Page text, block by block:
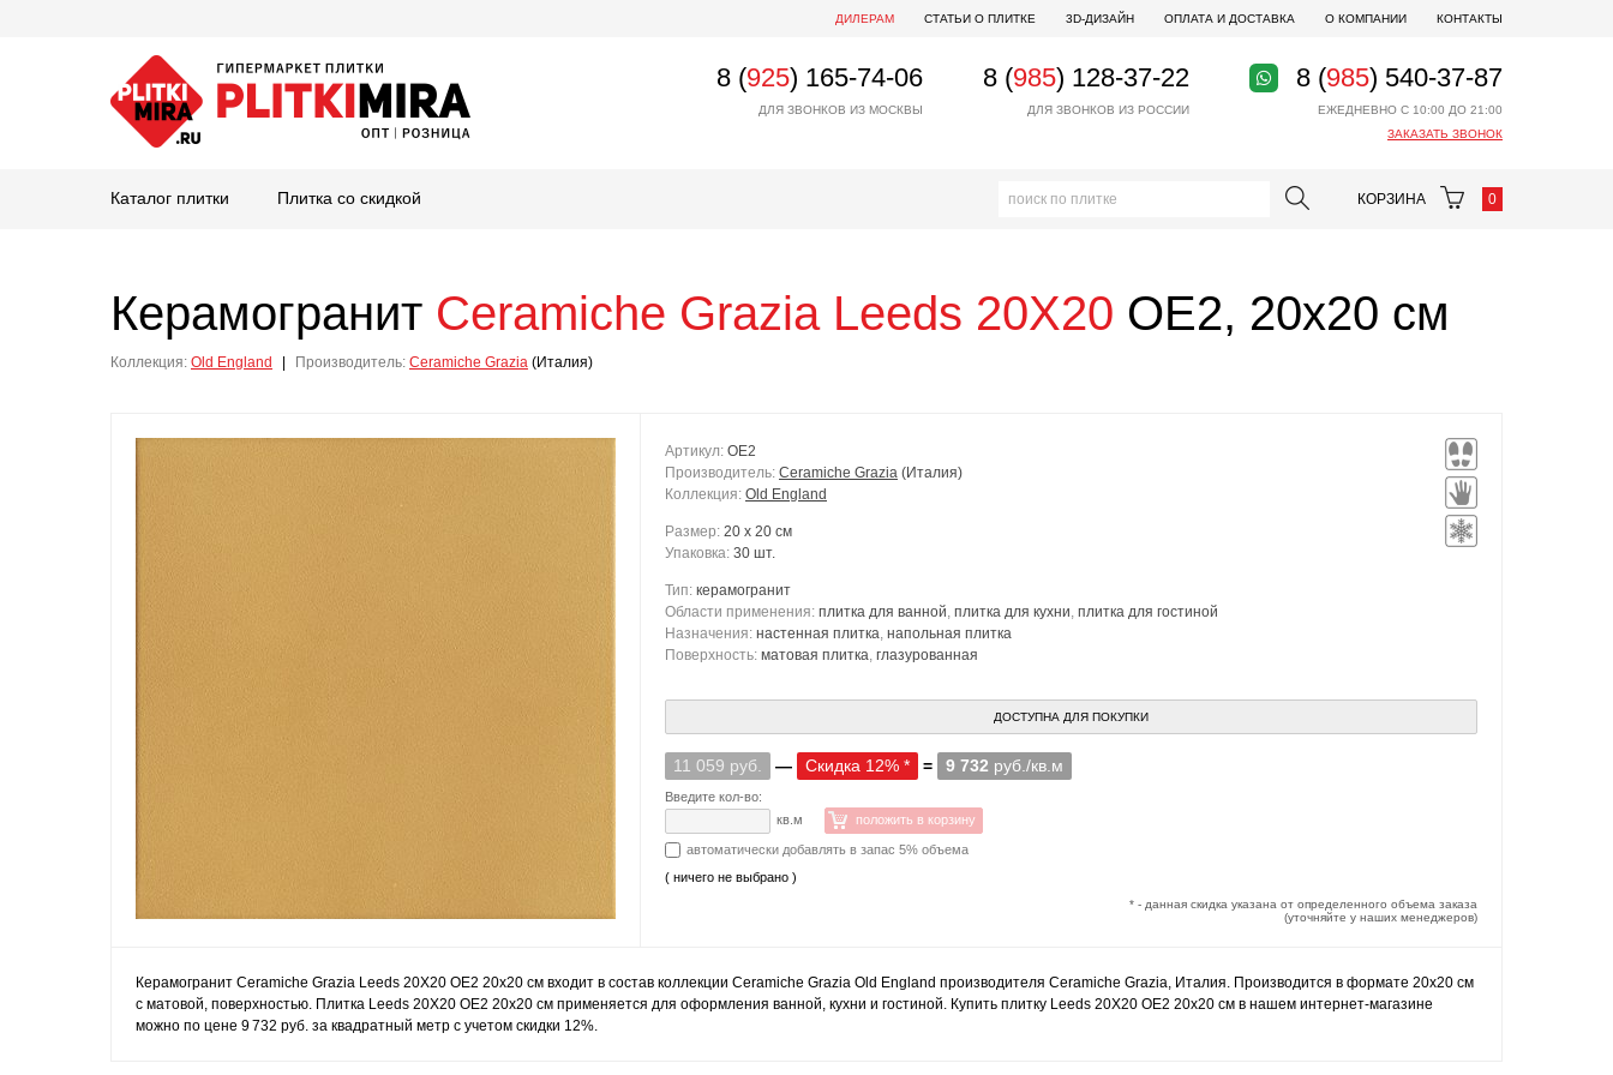
ДИЛЕРАМ СТАТЬИ О ПЛИТКЕ 3D-ДИЗАЙН ОПЛАТА И ДОСТАВКА О КОМПАНИИ КОНТАКТЫ
8 (925) 165-74-06
ДЛЯ ЗВОНКОВ ИЗ МОСКВЫ
8 (985) 128-37-22
ДЛЯ ЗВОНКОВ ИЗ РОССИИ
8 (985) 540-37-87
ЕЖЕДНЕВНО С 10:00 ДО 21:00
ЗАКАЗАТЬ ЗВОНОК
Каталог плитки Плитка со скидкой КОРЗИНА 0
Керамогранит Ceramiche Grazia Leeds 20X20 OE2, 20x20 см
Коллекция: Old England Производитель: Ceramiche Grazia (Италия)
Артикул: OE2
Производитель: Ceramiche Grazia (Италия)
Коллекция: Old England
Размер: 20 x 20 см
Упаковка: 30 шт.
Тип: керамогранит
Области применения: плитка для ванной, плитка для кухни, плитка для гостиной
Назначения: настенная плитка, напольная плитка
Поверхность: матовая плитка, глазурованная
ДОСТУПНА ДЛЯ ПОКУПКИ
11 059 руб. — Скидка 12% * = 9 732 руб./кв.м
Введите кол-во:
кв.м
положить в корзину
автоматически добавлять в запас 5% объема
( ничего не выбрано )
* - данная скидка указана от определенного объема заказа
(уточняйте у наших менеджеров)
Керамогранит Ceramiche Grazia Leeds 20X20 OE2 20x20 см входит в состав коллекции Ceramiche Grazia Old England производителя Ceramiche Grazia, Италия. Производится в формате 20x20 см
с матовой, поверхностью. Плитка Leeds 20X20 OE2 20x20 см применяется для оформления ванной, кухни и гостиной. Купить плитку Leeds 20X20 OE2 20x20 см в нашем интернет-магазине
можно по цене 9 732 руб. за квадратный метр с учетом скидки 12%.